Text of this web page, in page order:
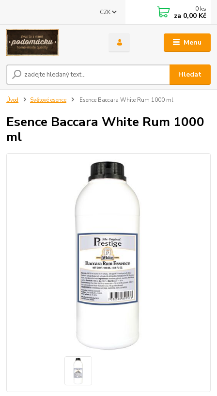
Menu
CZK
Hledat
0 ks
za 0,00 Kč
Úvod Světové esence Esence Baccara White Rum 1000 ml
Esence Baccara White Rum 1000
ml